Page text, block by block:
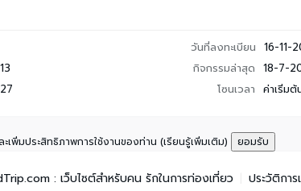
วันที่ลงทะเบียน 16-11-
กิจกรรมล่าสุด 18-7-
โซนเวลา ค่าเริ่มต้
เพิ่มประสิทธิภาพการใช้งานของท่าน (เรียนรู้เพิ่มเติม) ยอมรับ
: เว็บไซต์สำหรับคน รักในการท่องเที่ยว ประวัติกา